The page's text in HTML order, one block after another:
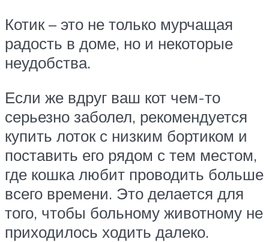
Котик – это не только мурчащая
радость в доме, но и некоторые
неудобства.
Если же вдруг ваш кот чем-то
серьезно заболел, рекомендуется
купить лоток с низким бортиком и
поставить его рядом с тем местом,
где кошка любит проводить больше
всего времени. Это делается для
того, чтобы больному животному не
приходилось ходить далеко.